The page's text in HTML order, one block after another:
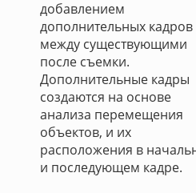
добавлением
дополнительных кадров
между существующими
после съемки.
Дополнительные кадры
создаются на основе
анализа перемещения
объектов, и их
расположения в
и последующем кадре.